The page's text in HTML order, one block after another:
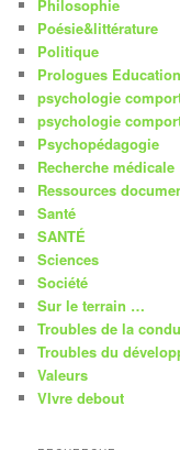
Philosophie
Poésie&littérature
Politique
Prologues Education
psychologie
psychologie
Psychopédagogie
Recherche médicale
Ressources
Santé
SANTÉ
Sciences
Société
Sur le terrain …
Troubles de la
Troubles du
Valeurs
VIvre debout